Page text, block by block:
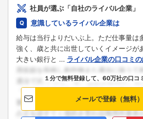
社員が選ぶ「自社のライバル企業」
意識しているライバル企業は
給与は当行よりだいぶ上。ただ仕事量は
強く、歳と共に出世していくイメージが
大きい銀行と ... ライバル企業の口コミ
１分で無料登録して、60万社の口コ
メールで登録（無料）